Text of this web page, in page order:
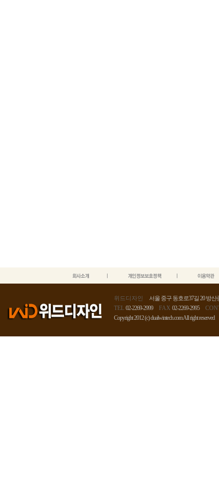
위드디자인
서울 중구 동호로37길 20 방산
TEL 02-2269-2999 FAX 02-2269-2995
Copyright 2012 (c) dualwintech.com All right reserved